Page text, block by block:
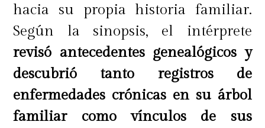
hacia su propia historia familiar.
Según la sinopsis, el intérprete
revisó antecedentes genealógicos y
descubrió tanto registros de
enfermedades crónicas en su árbol
familiar como vínculos de sus